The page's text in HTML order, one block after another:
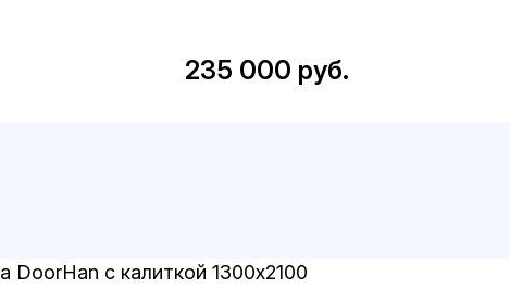
235 000 руб.